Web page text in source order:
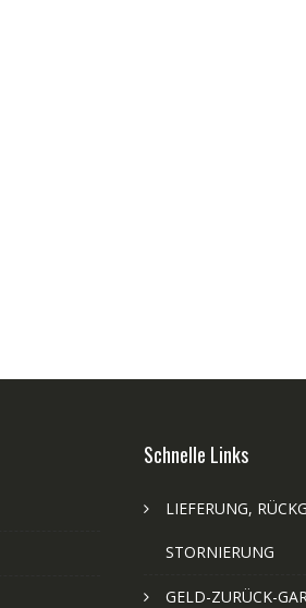
Schnelle Links
LIEFERUNG,
STORNIERUNG
GELD-ZURÜCK-